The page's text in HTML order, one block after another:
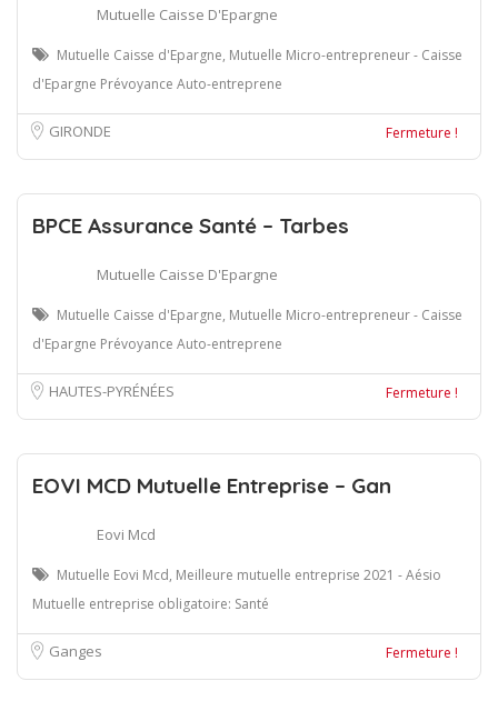
Mutuelle Caisse D'Epargne
Mutuelle Caisse d'Epargne, Mutuelle Micro-entrepreneur - Caisse
d'Epargne Prévoyance Auto-entreprene
GIRONDE Fermeture !
BPCE Assurance Santé – Tarbes
Mutuelle Caisse D'Epargne
Mutuelle Caisse d'Epargne, Mutuelle Micro-entrepreneur - Caisse
d'Epargne Prévoyance Auto-entreprene
HAUTES-PYRÉNÉES Fermeture !
EOVI MCD Mutuelle Entreprise – Gan
Eovi Mcd
Mutuelle Eovi Mcd, Meilleure mutuelle entreprise 2021 - Aésio
Mutuelle entreprise obligatoire: Santé
Ganges Fermeture !